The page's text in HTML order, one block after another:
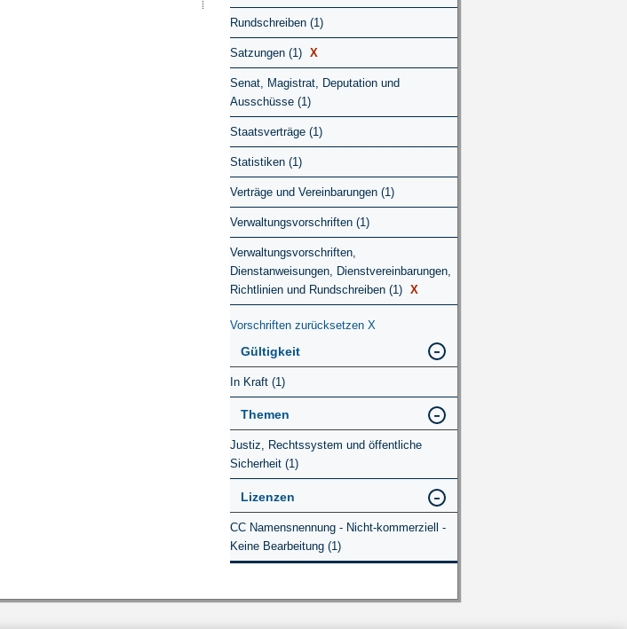
Rundschreiben (1)
Satzungen (1) X
Senat, Magistrat, Deputation und
Ausschüsse (1)
Staatsverträge (1)
Statistiken (1)
Verträge und Vereinbarungen (1)
Verwaltungsvorschriften (1)
Verwaltungsvorschriften,
Dienstanweisungen, Dienstvereinbarungen,
Richtlinien und Rundschreiben (1) X
Vorschriften zurücksetzen X
Gültigkeit
In Kraft (1)
Themen
Justiz, Rechtssystem und öffentliche
Sicherheit (1)
Lizenzen
CC Namensnennung - Nicht-kommerziell -
Keine Bearbeitung (1)